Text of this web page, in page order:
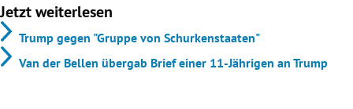
Jetzt weiterlesen
Trump gegen "Gruppe von Schurkenstaaten"
Van der Bellen übergab Brief einer 11-Jährigen an Trump